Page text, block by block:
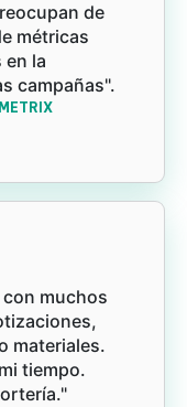
de
métricas
la
campañas".
muchos
materiales.
tiempo.